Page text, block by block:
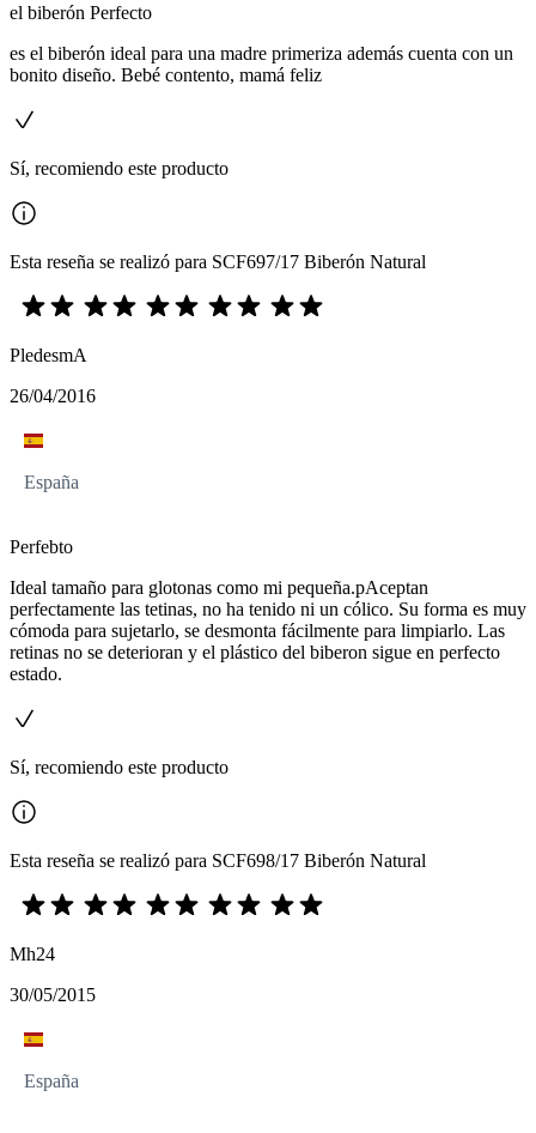
el biberón Perfecto
es el biberón ideal para una madre primeriza además cuenta con un
bonito diseño. Bebé contento, mamá feliz
Sí, recomiendo este producto
Esta reseña se realizó para SCF697/17 Biberón Natural
PledesmA
26/04/2016
España
Perfebto
Ideal tamaño para glotonas como mi pequeña.pAceptan
perfectamente las tetinas, no ha tenido ni un cólico. Su forma es muy
cómoda para sujetarlo, se desmonta fácilmente para limpiarlo. Las
retinas no se deterioran y el plástico del biberon sigue en perfecto
estado.
Sí, recomiendo este producto
Esta reseña se realizó para SCF698/17 Biberón Natural
Mh24
30/05/2015
España